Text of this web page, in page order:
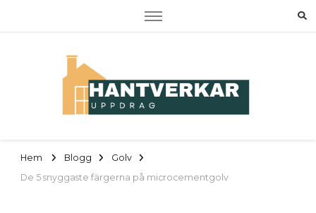
Hem Blogg
Golv
De 5 snyggaste färgerna på microcementgolv